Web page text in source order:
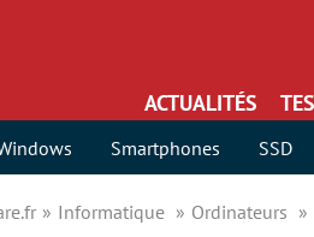
ACTUALITÉS
Smartphones SSD
Informatique Ordinateurs